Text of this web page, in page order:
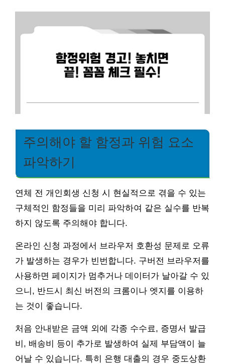
주의해야 할 함정과 위험 요소
파악하기
연체 전 개인회생 신청 시 현실적으로 겪을 수 있는
구체적인 함정들을 미리 파악하여 같은 실수를 반복
하지 않도록 주의해야 합니다.
온라인 신청 과정에서 브라우저 호환성 문제로 오류
가 발생하는 경우가 빈번합니다. 구버전 브라우저를
사용하면 페이지가 멈추거나 데이터가 날아갈 수 있
으니, 반드시 최신 버전의 크롬이나 엣지를 이용하
는 것이 좋습니다.
처음 안내받은 금액 외에 각종 수수료, 증명서 발급
비, 배송비 등이 추가로 발생하여 실제 부담액이 늘
어날 수 있습니다. 특히 은행 대출의 경우 중도상환